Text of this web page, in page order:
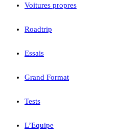
Voitures propres
Roadtrip
Essais
Grand Format
Tests
L’Equipe